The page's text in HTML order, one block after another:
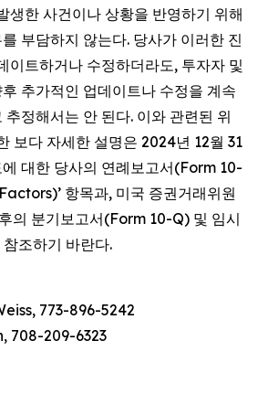
생한 사건이나 상황을 반영하기 위해
부담하지 않는다. 당사가 이러한 진
이트하거나 수정하더라도, 투자자 및
추가적인 업데이트나 수정을 계속
정해서는 안 된다. 이와 관련된 위
보다 자세한 설명은 2024년 12월 31
대한 당사의 연례보고서(Form 10-
항목과, 미국 증권거래위원
의 분기보고서(Form 10-Q) 및 임시
조하기 바란다.
773-896-5242
708-209-6323